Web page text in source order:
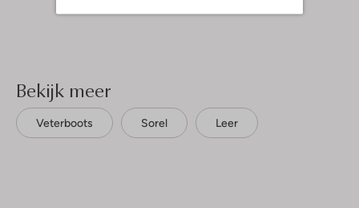
Bekijk meer
Veterboots Sorel Leer